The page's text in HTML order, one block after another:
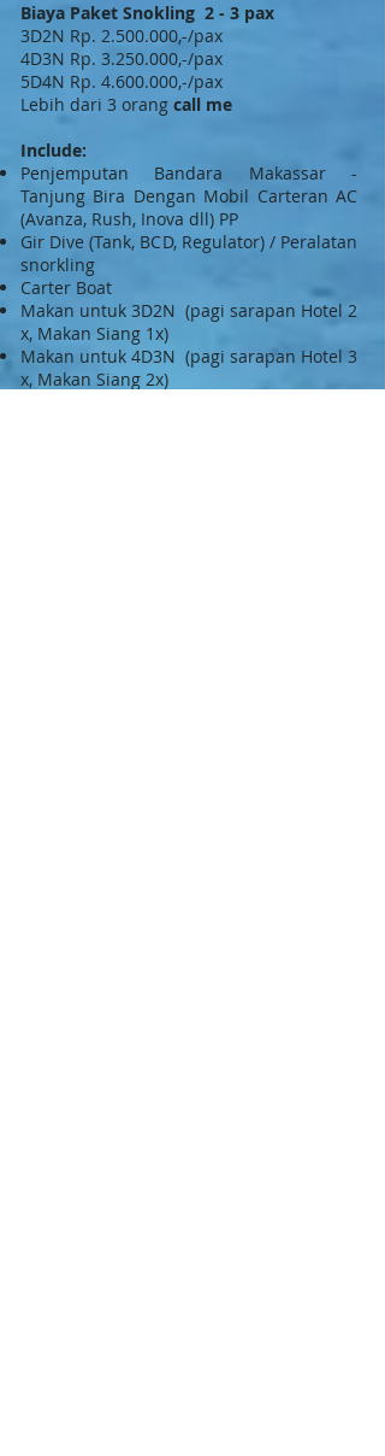
Biaya Paket Snokling 2 - 3 pax
3D2N Rp. 2.500.000,-/pax
4D3N Rp. 3.250.000,-/pax
5D4N Rp. 4.600.000,-/pax
Lebih dari 3 orang call me
Include:
Penjemputan Bandara Makassar -
Tanjung Bira Dengan Mobil Carteran AC
(Avanza, Rush, Inova dll) PP
Gir Dive (Tank, BCD, Regulator) / Peralatan
snorkling
Carter Boat
Makan untuk 3D2N (pagi sarapan Hotel 2
x, Makan Siang 1x)
Makan untuk 4D3N (pagi sarapan Hotel 3
x, Makan Siang 2x)